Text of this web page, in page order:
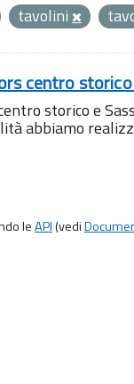
tavolini
centro
storico e
abbiamo
leAPI(vedi